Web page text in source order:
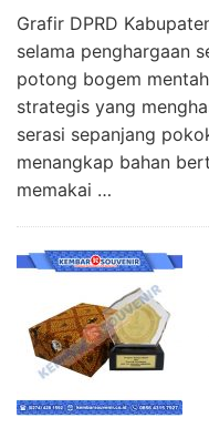
Grafir DPRD
selama penghargaan
potong bogem
strategis yang
serasi sepanjang
menangkap bahan
memakai …